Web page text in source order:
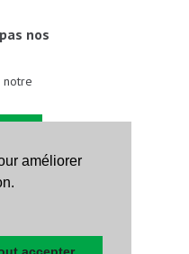
améliorer
nos
notre